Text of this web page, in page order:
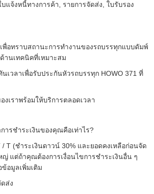
แจ้งหนี้ทางการค้า, รายการจัดส่ง, ใบรับรอง
พื่อทราบสถานะการทำงานของรถบรรทุกแบบดัมพ์
านเทคนิคที่เหมาะสม
เวลาเพื่อรับประกันหัวรถบรรทุก HOWO 371 ที่
เราพร้อมให้บริการตลอดเวลา
ารชำระเงินของคุณคือเท่าไร?
/ T (ชำระเงินดาวน์ 30% และยอดคงเหลือก่อนจัด
ญ่ แต่ถ้าคุณต้องการเงื่อนไขการชำระเงินอื่น ๆ
อมูลเพิ่มเติม
ส่ง